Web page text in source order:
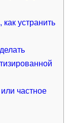
устранить
частное